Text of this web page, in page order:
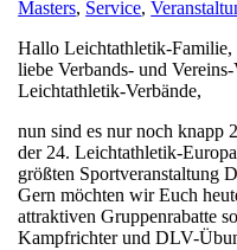
Masters, Service,
Hallo Leichtathletik-Familie,
liebe Verbands- und
Leichtathletik-Verbände,
nun sind es nur noch knapp
der 24. Leichtathletik-
größten Sportveranstaltung
Gern möchten wir Euch
attraktiven Gruppenrabatte
Kampfrichter und DLV-